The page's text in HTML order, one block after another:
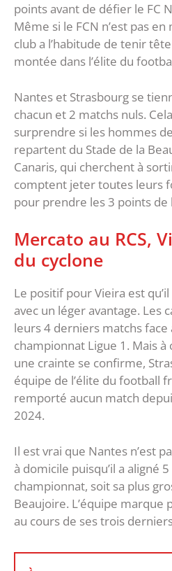
points avant de défier le FC
Même si le FCN n’est pas
club a l’habitude de tenir
montée dans l’élite du
Nantes et Strasbourg se
chacun et 2 matchs nuls.
surprendre si les hommes
repartent du Stade de la
Canaris, qui cherchent à
comptent jeter toutes leurs
pour prendre les 3 points de
Mercato au RCS,
du cyclone
Le positif pour Vieira est
avec un léger avantage. Les
leurs 4 derniers matchs face
championnat Ligue 1. Mais à
une crainte se confirme,
équipe de l’élite du football
remporté aucun match
2024.
Il est vrai que Nantes n’est
à domicile puisqu’il a aligné
championnat, soit sa plus
Beaujoire. L’équipe marque
au cours de ses trois